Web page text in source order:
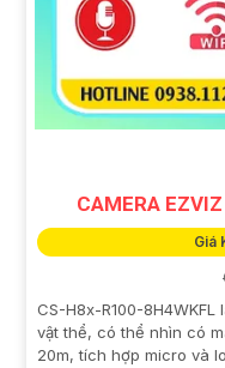
CAMERA
Giá
CS-H8x-R100-
vật thể, có thể nhìn có
20m, tích hợp micro và